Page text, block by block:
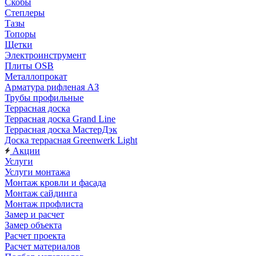
Скобы
Степлеры
Тазы
Топоры
Щетки
Электроинструмент
Плиты OSB
Металлопрокат
Арматура рифленая АЗ
Трубы профильные
Террасная доска
Террасная доска Grand Line
Террасная доска МастерДэк
Доска террасная Greenwerk Light
Акции
Услуги
Услуги монтажа
Монтаж кровли и фасада
Монтаж сайдинга
Монтаж профлиста
Замер и расчет
Замер объекта
Расчет проекта
Расчет материалов